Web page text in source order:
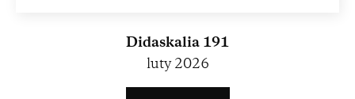
Didaskalia 191
luty 2026